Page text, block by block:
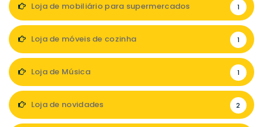
Loja de mobiliário para supermercados 1
Loja de móveis de cozinha 1
Loja de Música 1
Loja de novidades 2